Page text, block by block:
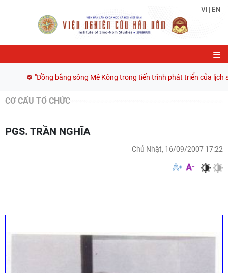
VI EN
"Đồng bằng sông Mê Kông trong tiến trình phát triển của lịch sử
CƠ CẤU TỔ CHỨC
PGS. TRẦN NGHĨA
Chủ Nhật, 16/09/2007 17:22